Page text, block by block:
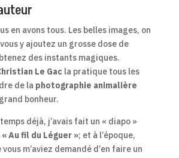
en avons tous. Les belles images, on
y ajoutez un grosse dose de
des instants magiques.
Le Gac la pratique tous les
de la photographie animalière
bonheur.
déjà, j’avais fait un « diapo »
« Au fil du Léguer »; et à l’époque,
m’aviez demandé d’en faire un